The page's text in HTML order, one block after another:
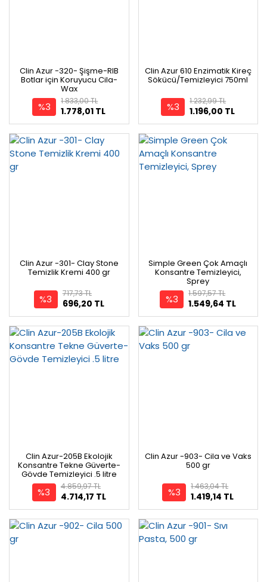
Clin Azur -320- Şişme-RIB
Botlar için Koruyucu Cila-
Wax
%3 1.778,01 TL
1.833,00 TL
Clin Azur 610 Enzimatik Kireç
Sökücü/Temizleyici 750ml
%3 1.196,00 TL
1.232,99 TL
Clin Azur -301- Clay Stone
Temizlik Kremi 400 gr
%3 696,20 TL
717,73 TL
Simple Green Çok Amaçlı
Konsantre Temizleyici,
Sprey
%3 1.549,64 TL
1.597,57 TL
Clin Azur-205B Ekolojik
Konsantre Tekne Güverte-
Gövde Temizleyici .5 litre
%3 4.714,17 TL
4.859,97 TL
Clin Azur -903- Cila ve Vaks
500 gr
%3 1.419,14 TL
1.463,04 TL